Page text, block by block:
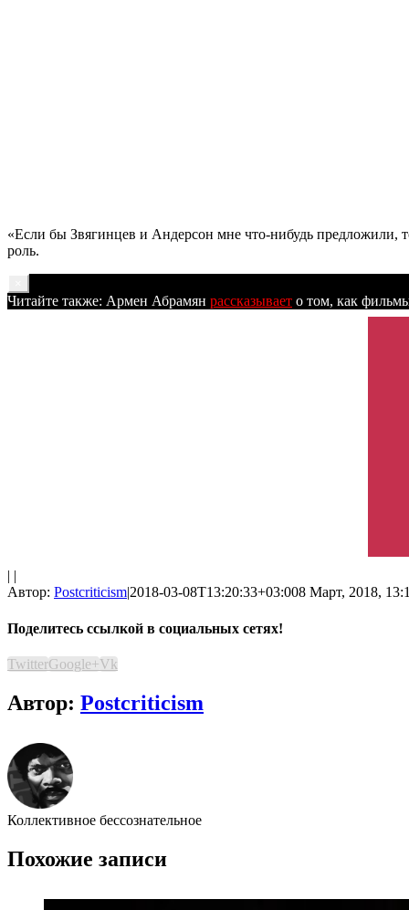
«Если бы Звягинцев и Андерсон мне что-нибудь предложили,
роль.
Читайте также: Армен Абрамян рассказывает о том, как
| |
Автор: Postcriticism|2018-03-08T13:20:33+03:008 Март, 2018,
Поделитесь ссылкой в социальных сетях!
TwitterGoogle+Vk
Автор: Postcriticism
Коллективное бессознательное
Похожие записи